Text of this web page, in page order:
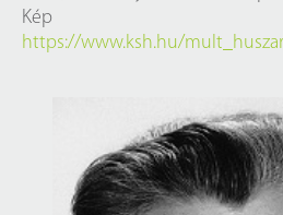
Kép
https://www.ksh.hu/